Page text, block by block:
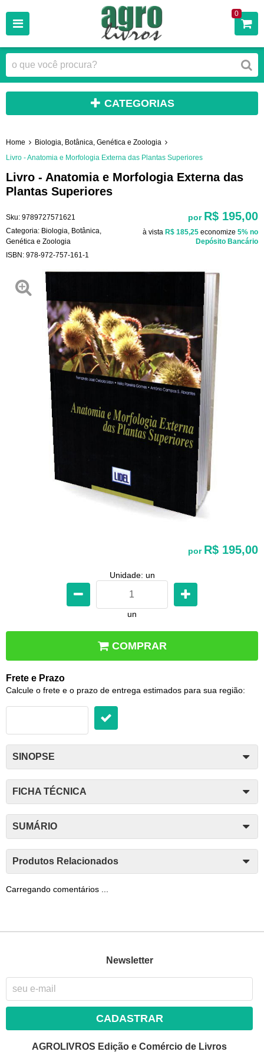
0
CATEGORIAS
Home
Biologia, Botânica, Genética e Zoologia
Livro - Anatomia e Morfologia Externa das Plantas Superiores
Livro - Anatomia e Morfologia Externa das
Plantas Superiores
Sku: 9789727571621
Categoria: Biologia, Botânica,
Genética e Zoologia
ISBN: 978-972-757-161-1
por R$ 195,00
à vista R$ 185,25 economize 5% no
Depósito Bancário
por R$ 195,00
Unidade: un
un
COMPRAR
Frete e Prazo
Calcule o frete e o prazo de entrega estimados para sua região:
SINOPSE
FICHA TÉCNICA
SUMÁRIO
Produtos Relacionados
Carregando comentários ...
Newsletter
CADASTRAR
AGROLIVROS Edição e Comércio de Livros